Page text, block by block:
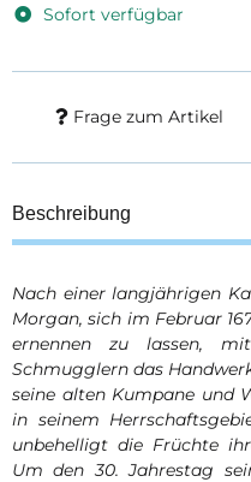
Sofort verfügbar
Frage zum Artikel
Beschreibung
Nach einer langjährigen
Morgan, sich im Februar
ernennen zu lassen,
Schmugglern das
seine alten Kumpane und
in seinem
unbehelligt die Früchte
Um den 30. Jahrestag